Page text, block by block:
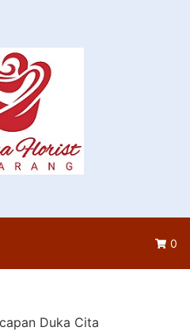
0
Duka Cita